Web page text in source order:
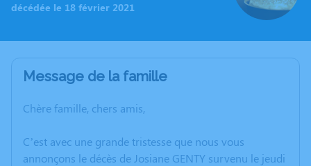
décédée le 18 février 2021
Message de la famille
Chère famille, chers amis,
C’est avec une grande tristesse que nous vous
annonçons le décès de Josiane GENTY survenu le jeudi